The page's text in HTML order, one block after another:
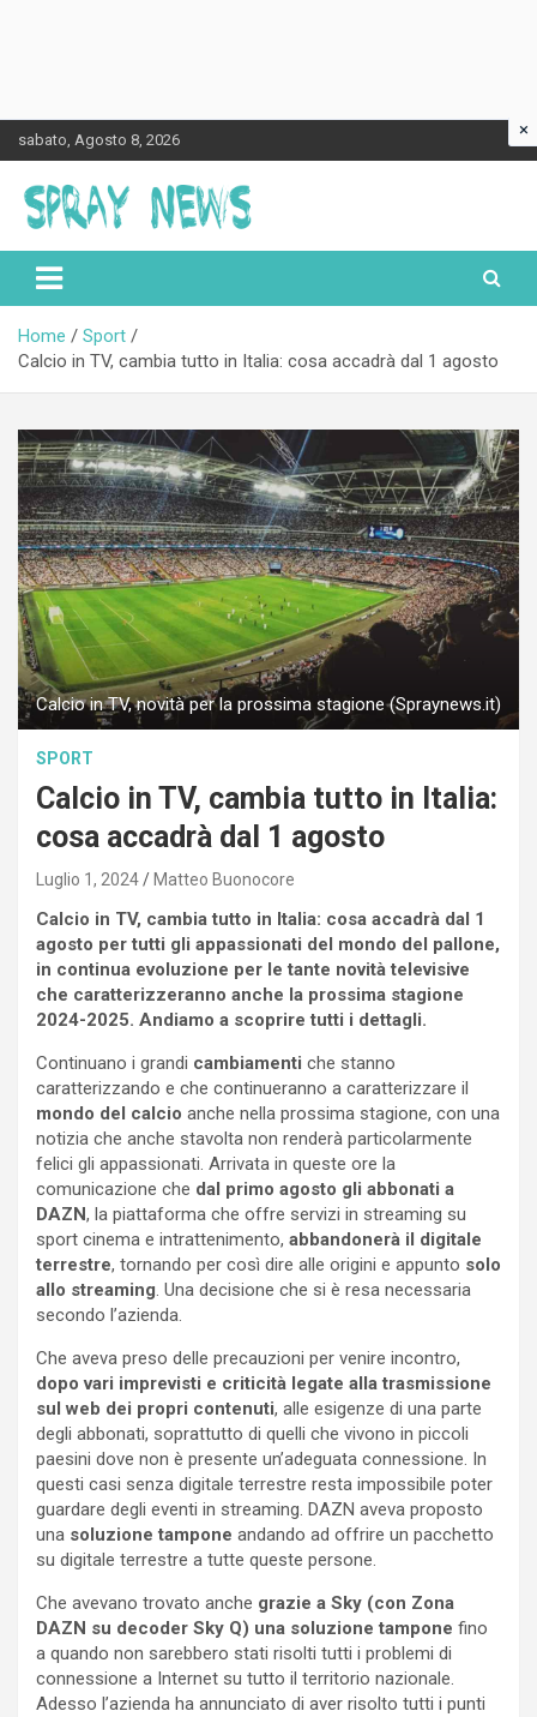
to
content
sabato, Agosto 8, 2026
Spraynews.it
Home
Sport
Calcio in TV, cambia tutto in Italia: cosa accadrà dal 1 agosto
Calcio in TV, novità per la prossima stagione (Spraynews.it)
SPORT
Calcio in TV, cambia tutto in Italia:
cosa accadrà dal 1 agosto
Luglio 1, 2024 Matteo Buonocore
Calcio in TV, cambia tutto in Italia: cosa accadrà dal 1
agosto per tutti gli appassionati del mondo del pallone,
in continua evoluzione per le tante novità televisive
che caratterizzeranno anche la prossima stagione
2024-2025. Andiamo a scoprire tutti i dettagli.
Continuano i grandi cambiamenti che stanno
caratterizzando e che continueranno a caratterizzare il
mondo del calcio anche nella prossima stagione, con una
notizia che anche stavolta non renderà particolarmente
felici gli appassionati. Arrivata in queste ore la
comunicazione che dal primo agosto gli abbonati a
DAZN, la piattaforma che offre servizi in streaming su
sport cinema e intrattenimento, abbandonerà il digitale
terrestre, tornando per così dire alle origini e appunto solo
allo streaming. Una decisione che si è resa necessaria
secondo l’azienda.
Che aveva preso delle precauzioni per venire incontro,
dopo vari imprevisti e criticità legate alla trasmissione
sul web dei propri contenuti, alle esigenze di una parte
degli abbonati, soprattutto di quelli che vivono in piccoli
paesini dove non è presente un’adeguata connessione. In
questi casi senza digitale terrestre resta impossibile poter
guardare degli eventi in streaming. DAZN aveva proposto
una soluzione tampone andando ad offrire un pacchetto
su digitale terrestre a tutte queste persone.
Che avevano trovato anche grazie a Sky (con Zona
DAZN su decoder Sky Q) una soluzione tampone fino
a quando non sarebbero stati risolti tutti i problemi di
connessione a Internet su tutto il territorio nazionale.
Adesso l’azienda ha annunciato di aver risolto tutti i punti
×